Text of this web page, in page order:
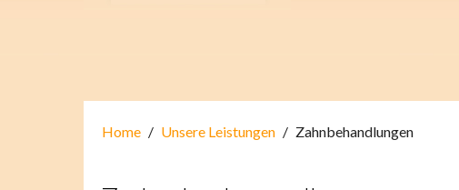
Home Unsere Leistungen Zahnbehandlungen